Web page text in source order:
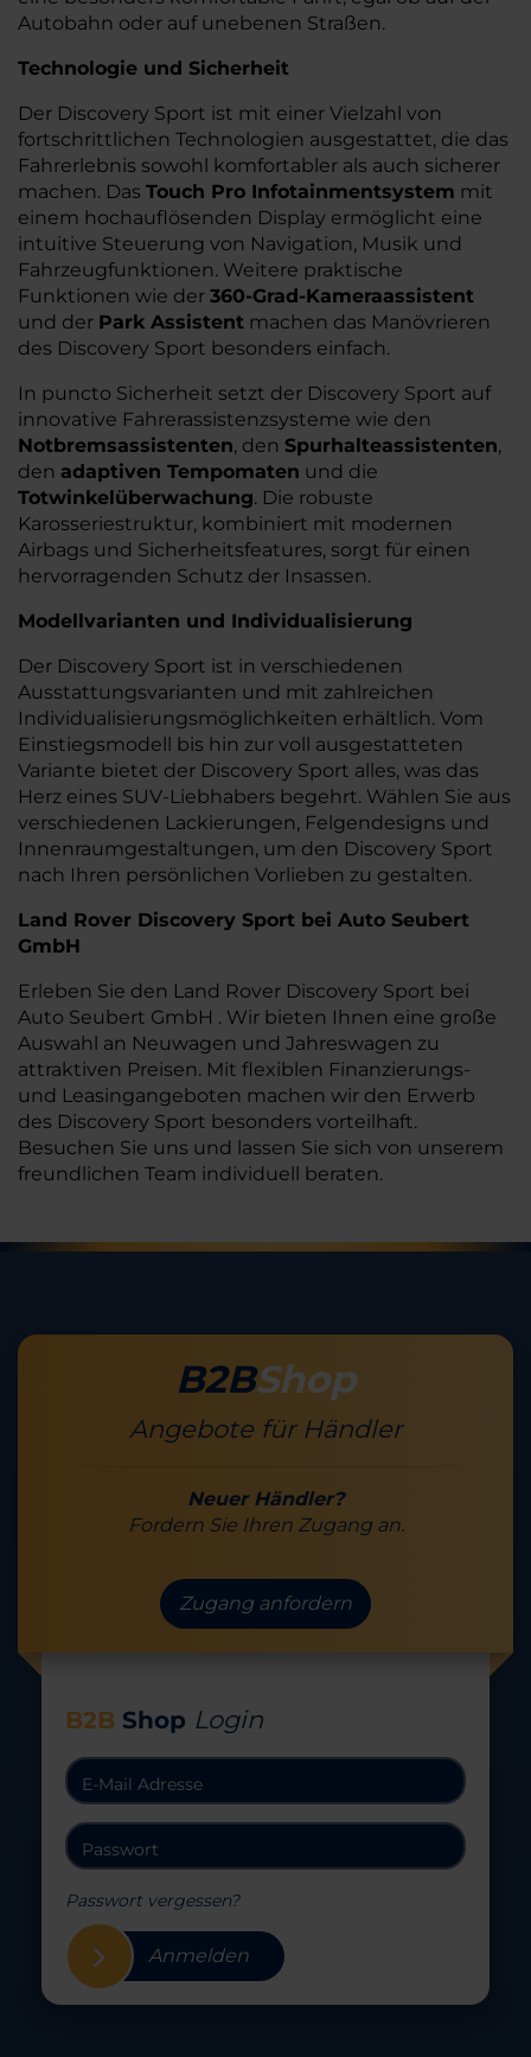
Autobahn oder auf unebenen Straßen.
Technologie und Sicherheit
Der Discovery Sport ist mit einer Vielzahl von
fortschrittlichen Technologien ausgestattet, die das
Fahrerlebnis sowohl komfortabler als auch sicherer
machen. Das Touch Pro Infotainmentsystem mit
einem hochauflösenden Display ermöglicht eine
intuitive Steuerung von Navigation, Musik und
Fahrzeugfunktionen. Weitere praktische
Funktionen wie der 360-Grad-Kameraassistent
und der Park Assistent machen das Manövrieren
des Discovery Sport besonders einfach.
In puncto Sicherheit setzt der Discovery Sport auf
innovative Fahrerassistenzsysteme wie den
Notbremsassistenten, den Spurhalteassistenten,
den adaptiven Tempomaten und die
Totwinkelüberwachung. Die robuste
Karosseriestruktur, kombiniert mit modernen
Airbags und Sicherheitsfeatures, sorgt für einen
hervorragenden Schutz der Insassen.
Modellvarianten und Individualisierung
Der Discovery Sport ist in verschiedenen
Ausstattungsvarianten und mit zahlreichen
Individualisierungsmöglichkeiten erhältlich. Vom
Einstiegsmodell bis hin zur voll ausgestatteten
Variante bietet der Discovery Sport alles, was das
Herz eines SUV-Liebhabers begehrt. Wählen Sie aus
verschiedenen Lackierungen, Felgendesigns und
Innenraumgestaltungen, um den Discovery Sport
nach Ihren persönlichen Vorlieben zu gestalten.
Land Rover Discovery Sport bei Auto Seubert
GmbH
Erleben Sie den Land Rover Discovery Sport bei
Auto Seubert GmbH . Wir bieten Ihnen eine große
Auswahl an Neuwagen und Jahreswagen zu
attraktiven Preisen. Mit flexiblen Finanzierungs-
und Leasingangeboten machen wir den Erwerb
des Discovery Sport besonders vorteilhaft.
Besuchen Sie uns und lassen Sie sich von unserem
freundlichen Team individuell beraten.
B2BShop
Angebote für Händler
Neuer Händler?
Fordern Sie Ihren Zugang an.
Zugang anfordern
B2B Shop Login
Passwort vergessen?
Anmelden